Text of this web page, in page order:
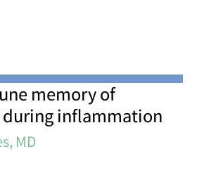
memory of
inflammation
MD